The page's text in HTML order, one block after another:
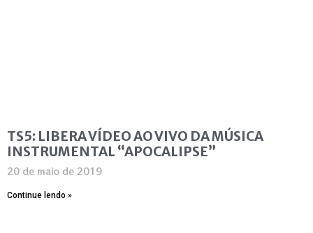
TS5: LIBERA VÍDEO AO VIVO DA MÚSICA
INSTRUMENTAL “APOCALIPSE”
20 de maio de 2019
Continue lendo »